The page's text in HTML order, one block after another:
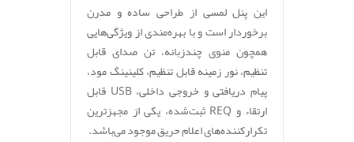
این پنل لمسی از طراحی ساده و مدرن
برخوردار است و با بهره‌مندی از ویژگی‌هایی
همچون منوی چندزبانه، تن صدای قابل
تنظیم، نور زمینه قابل تنظیم، کلینینگ مود،
پیام دریافتی و خروجی داخلی، USB قابل
ارتقاء و REQ ثبت‌شده، یکی از مجهزترین
تکرارکننده‌های اعلام حریق موجود می‌باشد.